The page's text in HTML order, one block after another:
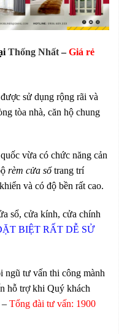
Thống Nhất–Giá rẻ
sử dụng rộng rãi và
tòa nhà, căn hộ chung
vừa có chức năng cản
rèm cửa sổtrang trí
và có độ bền rất cao.
sổ, cửa kính, cửa chính
BIỆT RẤT DỄ SỬ
ngũ tư vấn thi công mành
hỗ trợ khi Quý khách
– Tổng đài tư vấn: 1900